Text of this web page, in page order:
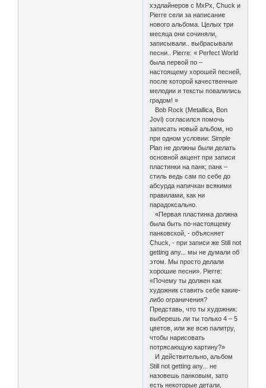
хэдлайнеров с MxPx, Chuck и
Pierre сели за написание
нового альбома. Целых три
месяца они сочиняли,
записывали.. выбрасывали
песни.. Pierre: « Perfect World
была первой по –
настоящему хорошей песней,
после которой качественные
мелодии и тексты повалились
градом! »
Bob Rock (Metallica, Bon
Jovi) согласился помочь
записать новый альбом, но
при одном условии: Simple
Plan не должны были делать
основной акцент при записи
пластинки на панк; панк –
стиль ведь сам по себе до
абсурда напичкан всякими
правилами, как ни
парадоксально.
«Первая пластинка должна
была быть по-настоящему
панковской, - объясняет
Chuck, - при записи же Still not
getting any... мы не думали об
этом. Мы просто делали
хорошие песни». Pierre:
«Почему ты должен как
художник ставить себе какие-
либо ограничения?
Представь, что ты художник:
выберешь ли ты только 4 – 5
цветов, или же всю палитру,
чтобы нарисовать
потрясающую картину?»
И действительно, альбом
Still not getting any... не
назовешь панковым, зато
есть некоторые детали,